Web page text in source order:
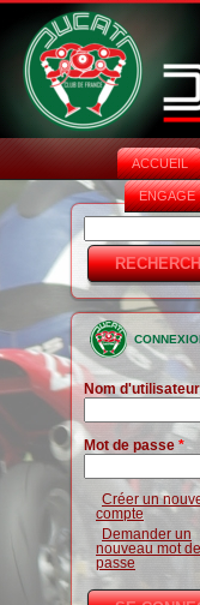
ACCUEIL
ENGAGE
de
Nom
Mot de passe *
Créer un
compte
Demander un
nouveau mot de
passe